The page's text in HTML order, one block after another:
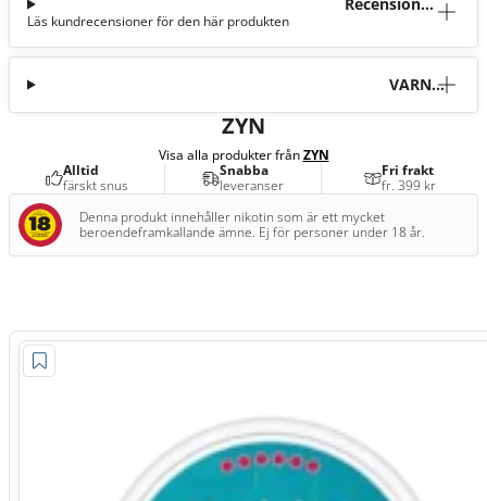
Läs kundrecensioner för den här produkten
VARNI
ZYN
Visa alla produkter frånZYN
Alltid
färskt snus
Snabba
leveranser
Fri frakt
fr. 399 kr
Denna produkt innehåller nikotin som är ett mycket
beroendeframkallande ämne. Ej för personer under 18 år.